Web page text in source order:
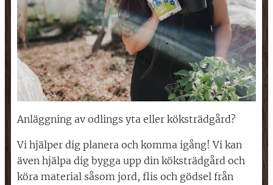
Anläggning av odlings yta eller köksträdgård?
Vi hjälper dig planera och komma igång! Vi kan
även hjälpa dig bygga upp din köksträdgård och
köra material såsom jord, flis och gödsel från